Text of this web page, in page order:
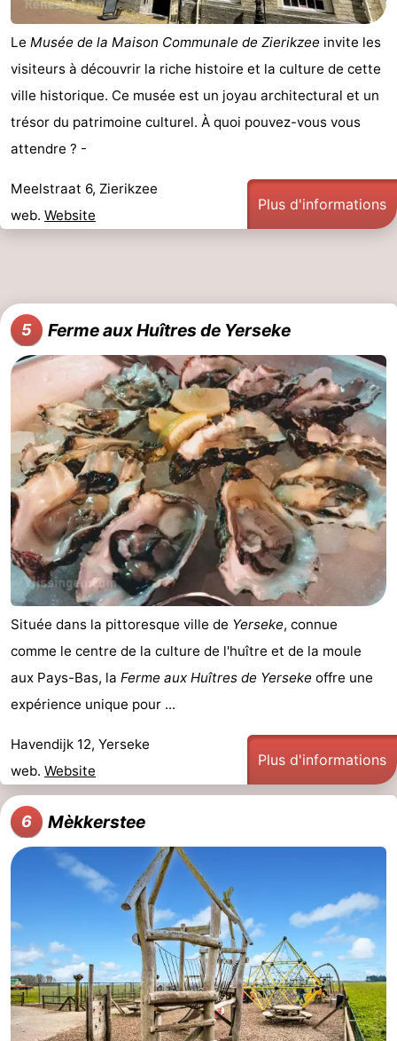
Le Musée de la Maison Communale de Zierikzee invite les
visiteurs à découvrir la riche histoire et la culture de cette
ville historique. Ce musée est un joyau architectural et un
trésor du patrimoine culturel. À quoi pouvez-vous vous
attendre ? -
Meelstraat 6, Zierikzee
web. Website
Plus d'informations
5 Ferme aux Huîtres de Yerseke
Située dans la pittoresque ville de Yerseke, connue
comme le centre de la culture de l'huître et de la moule
aux Pays-Bas, la Ferme aux Huîtres de Yerseke offre une
expérience unique pour ...
Havendijk 12, Yerseke
web. Website
Plus d'informations
6 Mèkkerstee